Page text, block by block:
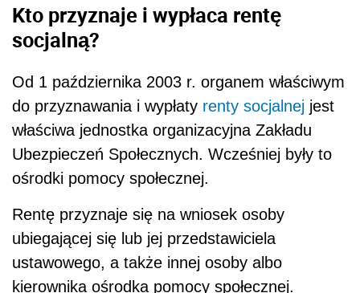
Kto przyznaje i wypłaca rentę
socjalną?
Od 1 października 2003 r. organem właściwym
do przyznawania i wypłaty renty socjalnej jest
właściwa jednostka organizacyjna Zakładu
Ubezpieczeń Społecznych. Wcześniej były to
ośrodki pomocy społecznej.
Rentę przyznaje się na wniosek osoby
ubiegającej się lub jej przedstawiciela
ustawowego, a także innej osoby albo
kierownika ośrodka pomocy społecznej.